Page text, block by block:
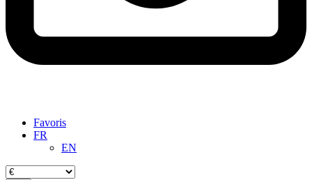
Favoris
FR
EN